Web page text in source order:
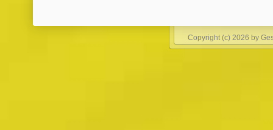
Copyright (c) 2026 by